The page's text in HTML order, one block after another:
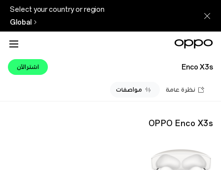
Select your country or region
Global
Enco X3s اشترالآن
نظرة عامة مواصفات
OPPO Enco X3s